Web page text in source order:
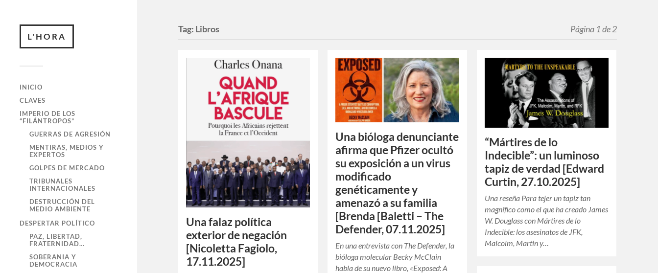
L'HORA
INICIO
CLAVES
IMPERIO DE LOS
“FILÁNTROPOS”
GUERRAS DE AGRESIÓN
MENTIRAS, MEDIOS Y
EXPERTOS
GOLPES DE MERCADO
TRIBUNALES
INTERNACIONALES
DESTRUCCIÓN DEL
MEDIO AMBIENTE
DESPERTAR POLÍTICO
PAZ, LIBERTAD,
FRATERNIDAD…
SOBERANIA Y
DEMOCRACIA
Tag: Libros Página 1 de 2
Una falaz política
exterior de negación
[Nicoletta Fagiolo,
17.11.2025]
Una bióloga denunciante
afirma que Pfizer ocultó
su exposición a un virus
modificado
genéticamente y
amenazó a su familia
[Brenda [Baletti – The
Defender, 07.11.2025]
En una entrevista con The Defender, la
bióloga molecular Becky McClain
habla de su nuevo libro, «Exposed: A
“Mártires de lo
Indecible”: un luminoso
tapiz de verdad [Edward
Curtin, 27.10.2025]
Una reseña Para tejer un tapiz tan
magnífico como el que ha creado James
W. Douglass con Mártires de lo
Indecible: los asesinatos de JFK,
Malcolm, Martin y…